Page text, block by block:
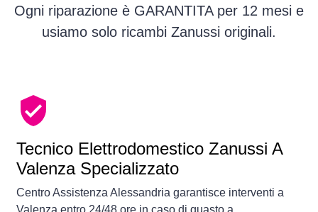
Ogni riparazione è GARANTITA per 12 mesi e
usiamo solo ricambi Zanussi originali.
Tecnico Elettrodomestico Zanussi A
Valenza Specializzato
Centro Assistenza Alessandria garantisce interventi a